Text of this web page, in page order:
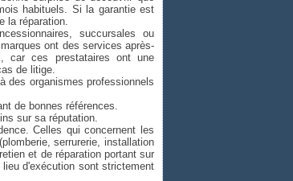
habituels. Si la garantie est
la réparation.
succursales ou
ont des services après-
car ces prestataires ont une
de litige.
des organismes professionnels
de bonnes références.
sur sa réputation.
Celles qui concernent les
serrurerie, installation
et de réparation portant sur
d'exécution sont strictement